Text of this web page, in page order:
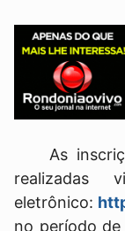
As
realizadas
eletrônico:
no período